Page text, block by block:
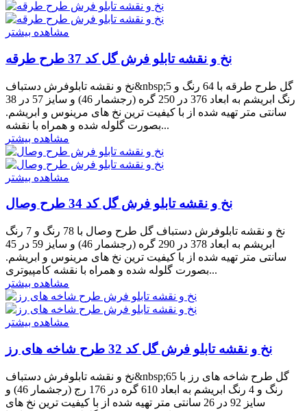
مشاهده بیشتر
نخ و نقشه تابلو فرش گل کد 37 طرح طرقه
نخ و نقشه تابلوفرش دستباف&nbsp;گل طرح طرقه با 64 رنگ و 5
رنگ ابریشم به ابعاد 376 در 250 گره (رجشمار 46) و سایز 57 در 38
سانتی متر تهیه شده از با کیفیت ترین نخ های مرینوس و ابریشم.
بصورت گلوله شده و همراه با نقشه...
مشاهده بیشتر
مشاهده بیشتر
نخ و نقشه تابلو فرش گل کد 34 طرح وصال
نخ و نقشه تابلوفرش دستباف گل طرح وصال با 78 رنگ و 7 رنگ
ابریشم به ابعاد 378 در 290 گره (رجشمار 46) و سایز 59 در 45
سانتی متر تهیه شده از با کیفیت ترین نخ های مرینوس و ابریشم.
بصورت گلوله شده و همراه با نقشه کامپیوتری...
مشاهده بیشتر
مشاهده بیشتر
نخ و نقشه تابلو فرش گل کد 32 طرح شاخه های رز
نخ و نقشه تابلوفرش دستباف&nbsp;گل طرح شاخه های رز با 65
رنگ و 4 رنگ ابریشم به ابعاد 610 گره در 176 رج (رجشمار 46) و
سایز 92 در 26 سانتی متر تهیه شده از با کیفیت ترین نخ های